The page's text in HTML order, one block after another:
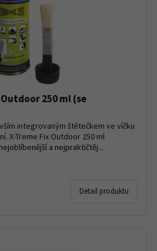
250 ml (se
integrovaným štětečkem ve víčku
X-Treme Fix Outdoor 250 ml
a nejpraktičtěj...
Detail produktu